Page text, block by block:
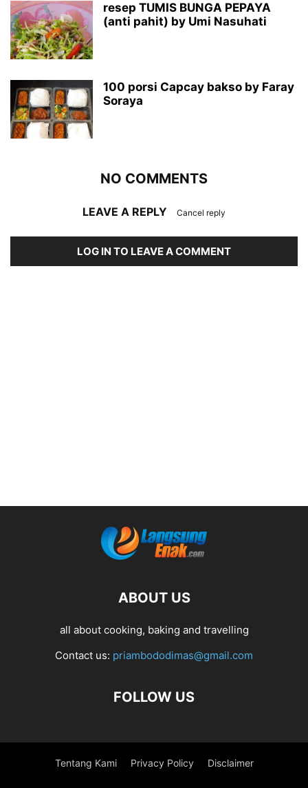
resep TUMIS BUNGA PEPAYA
(anti pahit) by Umi Nasuhati
100 porsi Capcay bakso by Faray
Soraya
NO COMMENTS
LEAVE A REPLY Cancel reply
LOG IN TO LEAVE A COMMENT
ABOUT US
all about cooking, baking and travelling
Contact us: priambododimas@gmail.com
FOLLOW US
Tentang Kami Privacy Policy Disclaimer